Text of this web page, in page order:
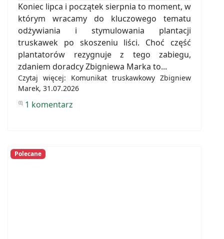
Koniec lipca i początek sierpnia to moment, w
którym wracamy do kluczowego tematu
odżywiania i stymulowania plantacji
truskawek po skoszeniu liści. Choć część
plantatorów rezygnuje z tego zabiegu,
zdaniem doradcy Zbigniewa Marka to...
Czytaj więcej: Komunikat truskawkowy Zbigniew
Marek, 31.07.2026
1 komentarz
Polecane